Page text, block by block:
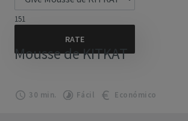
151
Mousse de KITKAT
30 min. Fácil Económico